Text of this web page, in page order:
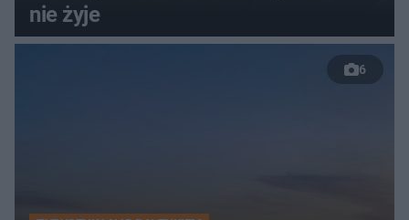
nie żyje
6